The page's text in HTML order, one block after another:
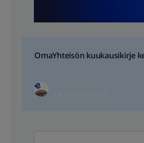
OmaYhteisön kuukausikirje